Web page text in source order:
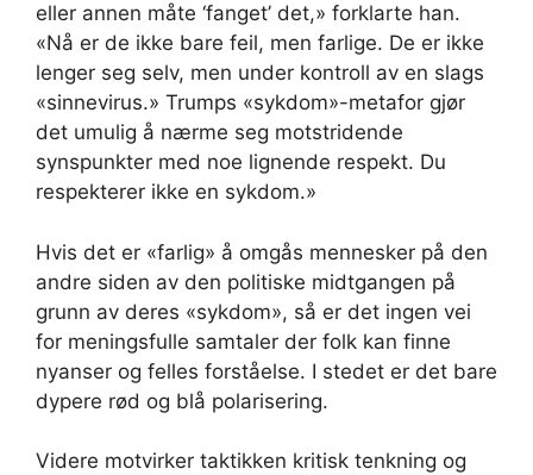
eller annen måte ‘fanget’ det,» forklarte han.
«Nå er de ikke bare feil, men farlige. De er ikke
lenger seg selv, men under kontroll av en slags
«sinnevirus.» Trumps «sykdom»-metafor gjør
det umulig å nærme seg motstridende
synspunkter med noe lignende respekt. Du
respekterer ikke en sykdom.»
Hvis det er «farlig» å omgås mennesker på den
andre siden av den politiske midtgangen på
grunn av deres «sykdom», så er det ingen vei
for meningsfulle samtaler der folk kan finne
nyanser og felles forståelse. I stedet er det bare
dypere rød og blå polarisering.
Videre motvirker taktikken kritisk tenkning og